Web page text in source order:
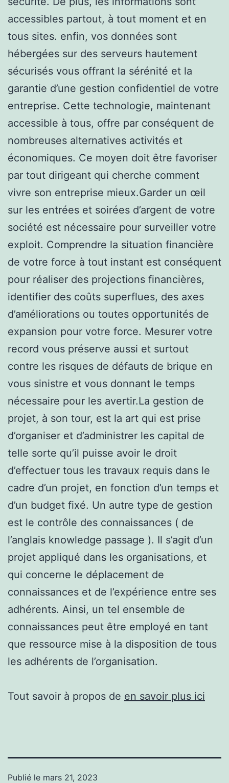
accessibles partout, à tout moment et en
tous sites. enfin, vos données sont
hébergées sur des serveurs hautement
sécurisés vous offrant la sérénité et la
garantie d’une gestion confidentiel de votre
entreprise. Cette technologie, maintenant
accessible à tous, offre par conséquent de
nombreuses alternatives activités et
économiques. Ce moyen doit être favoriser
par tout dirigeant qui cherche comment
vivre son entreprise mieux.Garder un œil
sur les entrées et soirées d’argent de votre
société est nécessaire pour surveiller votre
exploit. Comprendre la situation financière
de votre force à tout instant est conséquent
pour réaliser des projections financières,
identifier des coûts superflues, des axes
d’améliorations ou toutes opportunités de
expansion pour votre force. Mesurer votre
record vous préserve aussi et surtout
contre les risques de défauts de brique en
vous sinistre et vous donnant le temps
nécessaire pour les avertir.La gestion de
projet, à son tour, est la art qui est prise
d’organiser et d’administrer les capital de
telle sorte qu’il puisse avoir le droit
d’effectuer tous les travaux requis dans le
cadre d’un projet, en fonction d’un temps et
d’un budget fixé. Un autre type de gestion
est le contrôle des connaissances ( de
l’anglais knowledge passage ). Il s’agit d’un
projet appliqué dans les organisations, et
qui concerne le déplacement de
connaissances et de l’expérience entre ses
adhérents. Ainsi, un tel ensemble de
connaissances peut être employé en tant
que ressource mise à la disposition de tous
les adhérents de l’organisation.
Tout savoir à propos de en savoir plus ici
Publié le mars 21, 2023